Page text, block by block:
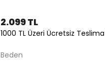
2.099 TL
1000 TL Üzeri Ücretsiz
Beden